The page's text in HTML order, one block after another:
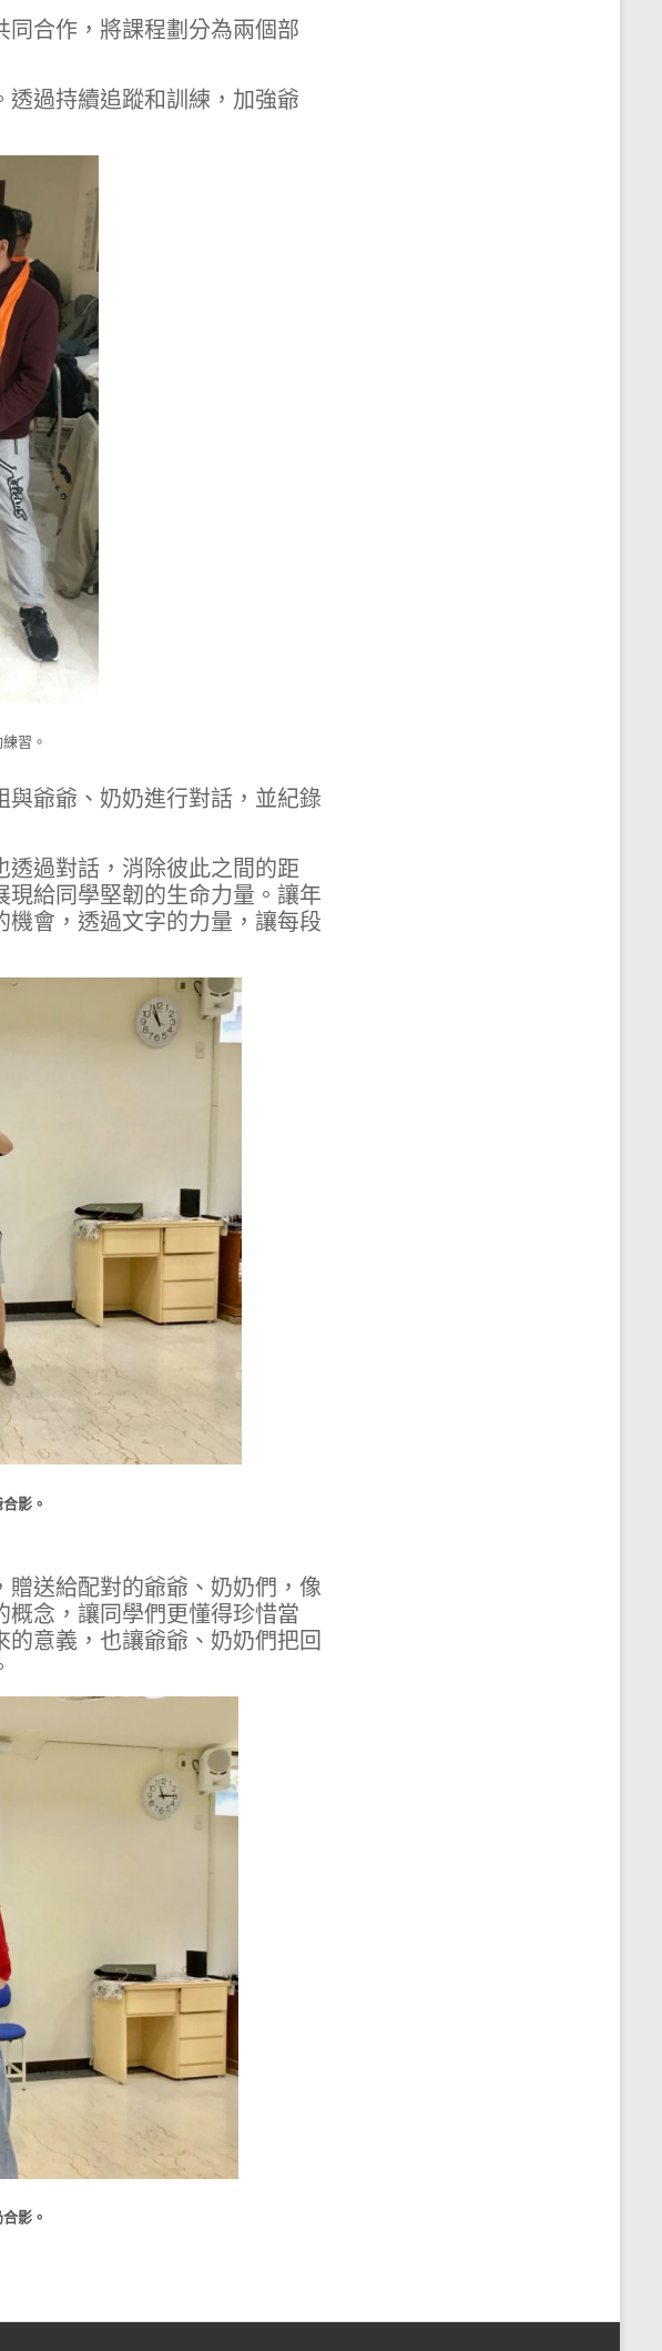
合作，將課程劃分為兩個部
過持續追蹤和訓練，加強爺
習。
爺爺、奶奶進行對話，並紀錄
過對話，消除彼此之間的距
給同學堅韌的生命力量。讓年
會，透過文字的力量，讓每段
影。
送給配對的爺爺、奶奶們，像
念，讓同學們更懂得珍惜當
意義，也讓爺爺、奶奶們把回
影。